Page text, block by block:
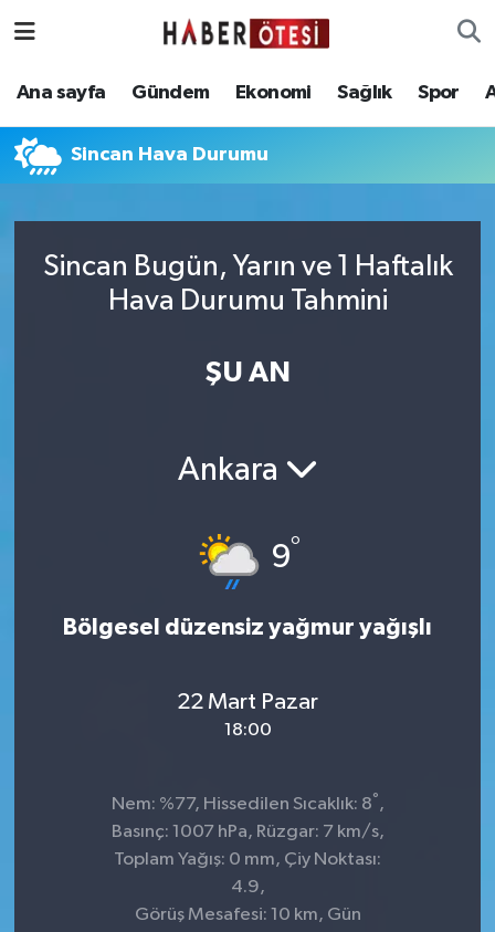
Ana sayfa Gündem Ekonomi Sağlık Spor
Sincan Hava Durumu
Sincan Bugün, Yarın ve 1 Haftalık
Hava Durumu Tahmini
ŞU AN
Ankara
9°
Bölgesel düzensiz yağmur yağışlı
22 Mart Pazar
18:00
Nem: %77, Hissedilen Sıcaklık: 8° ,
Basınç: 1007 hPa, Rüzgar: 7 km/s,
Toplam Yağış: 0 mm, Çiy Noktası:
4.9,
Görüş Mesafesi: 10 km, Gün
Ana sayfa
Sağlık
Eskişehir Nöbetçi Eczaneler
Eskişehir Trafik Yoğunluk Haritası
Süper Lig Puan Durumu ve Fikstür